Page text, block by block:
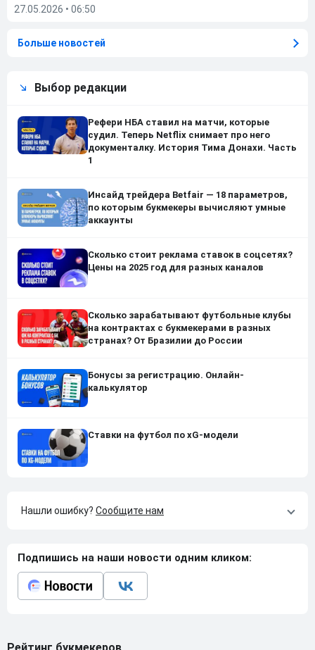
27.05.2026 • 06:50
Больше новостей
Выбор редакции
Рефери НБА ставил на матчи, которые
судил. Теперь Netflix снимает про него
документалку. История Тима Донахи. Часть
1
Инсайд трейдера Betfair — 18 параметров,
по которым букмекеры вычисляют умные
аккаунты
Сколько стоит реклама ставок в соцсетях?
Цены на 2025 год для разных каналов
Сколько зарабатывают футбольные клубы
на контрактах с букмекерами в разных
странах? От Бразилии до России
Бонусы за регистрацию. Онлайн-
калькулятор
Ставки на футбол по xG-модели
Нашли ошибку? Сообщите нам
Подпишись на наши новости одним кликом: